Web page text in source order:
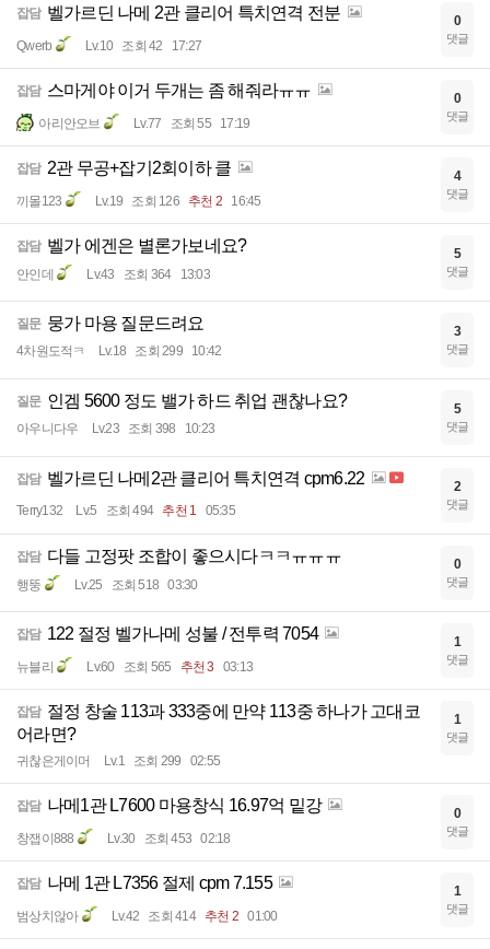
잡담 벨가르딘 나메 2관 클리어 특치연격 전분
Qwerb Lv.10 조회 42 17:27
0
댓글
잡담 스마게야 이거 두개는 좀 해줘라ㅠㅠ
아리안오브 Lv.77 조회 55 17:19
0
댓글
잡담 2관 무공+잡기2회이하 클
끼몰123 Lv.19 조회 126 추천 2 16:45
4
댓글
잡담 벨가 에겐은 별론가보네요?
안인데 Lv.43 조회 364 13:03
5
댓글
질문 뭉가 마용 질문드려요
4차원도적ㅋ Lv.18 조회 299 10:42
3
댓글
질문 인겜 5600 정도 밸가 하드 취업 괜찮나요?
아우니다우 Lv.23 조회 398 10:23
5
댓글
잡담 벨가르딘 나메2관 클리어 특치연격 cpm6.22
Terry132 Lv.5 조회 494 추천 1 05:35
2
댓글
잡담 다들 고정팟 조합이 좋으시다ㅋㅋㅠㅠㅠ
행뚱 Lv.25 조회 518 03:30
0
댓글
잡담 122 절정 벨가나메 성불 / 전투력 7054
뉴블리 Lv.60 조회 565 추천 3 03:13
1
댓글
잡담 절정 창술 113과 333중에 만약 113중 하나가 고대코
어라면?
귀찮은게이머 Lv.1 조회 299 02:55
1
댓글
잡담 나메1관 L7600 마용창식 16.97억 밑강
창잽이888 Lv.30 조회 453 02:18
0
댓글
잡담 나메 1관 L7356 절제 cpm 7.155
범상치않아 Lv.42 조회 414 추천 2 01:00
1
댓글